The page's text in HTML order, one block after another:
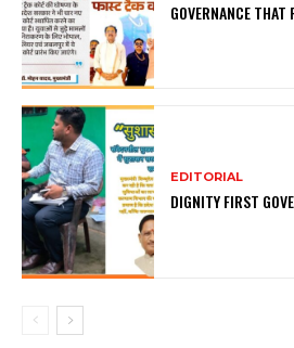
GOVERNANCE THAT
EDITORIAL
DIGNITY FIRST